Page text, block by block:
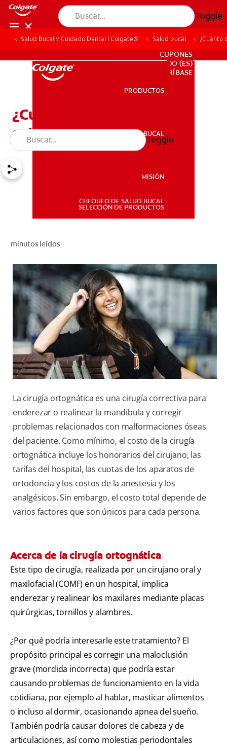
Toggle
SALUD BUCAL
PARA PROFESIONALES
CUPONES
SUSCRÍBASE
PARA PROFESIONALES
CUPONES
DO (ES)
SUSCRÍBASE
PRODUCTOS
SALUD BUCAL
MISIÓN
CHEQUEO DE SALUD BUCAL
SELECCIÓN DE PRODUCTOS
Toggle
Salud Bucal y Cuidado Dental | Colgate® Salud bucal ¿Cuánto
¿Cuánto cuesta la cirugía
ortognática?
minutos leídos
La cirugía ortognática es una cirugía correctiva para
enderezar o realinear la mandíbula y corregir
problemas relacionados con malformaciones óseas
del paciente. Como mínimo, el costo de la cirugía
ortognática incluye los honorarios del cirujano, las
tarifas del hospital, las cuotas de los aparatos de
ortodoncia y los costos de la anestesia y los
analgésicos. Sin embargo, el costo total depende de
varios factores que son únicos para cada persona.
Acerca de la cirugía ortognática
Este tipo de cirugía, realizada por un cirujano oral y
maxilofacial (COMF) en un hospital, implica
enderezar y realinear los maxilares mediante placas
quirúrgicas, tornillos y alambres.
¿Por qué podría interesarle este tratamiento? El
propósito principal es corregir una maloclusión
grave (mordida incorrecta) que podría estar
causando problemas de funcionamiento en la vida
cotidiana, por ejemplo al hablar, masticar alimentos
o incluso al dormir, ocasionando apnea del sueño.
También podría causar dolores de cabeza y de
articulaciones, así como molestias periodontales